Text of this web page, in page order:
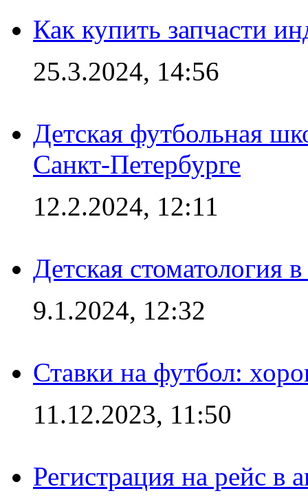
Как купить запчасти
25.3.2024, 14:56
Детская футбольная
Санкт-Петербурге
12.2.2024, 12:11
Детская стоматология
9.1.2024, 12:32
Ставки на футбол:
11.12.2023, 11:50
Регистрация на рейс в